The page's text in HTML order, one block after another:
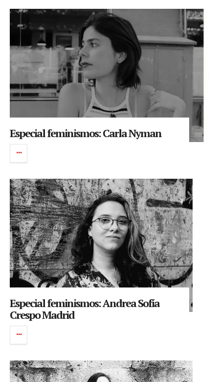
Especial feminismos: Carla Nyman
Especial feminismos: Andrea Sofía
Crespo Madrid